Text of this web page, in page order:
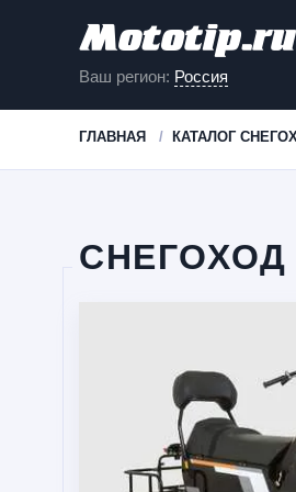
Ваш регион: Россия
ГЛАВНАЯ КАТАЛОГ
СНЕГОХОД